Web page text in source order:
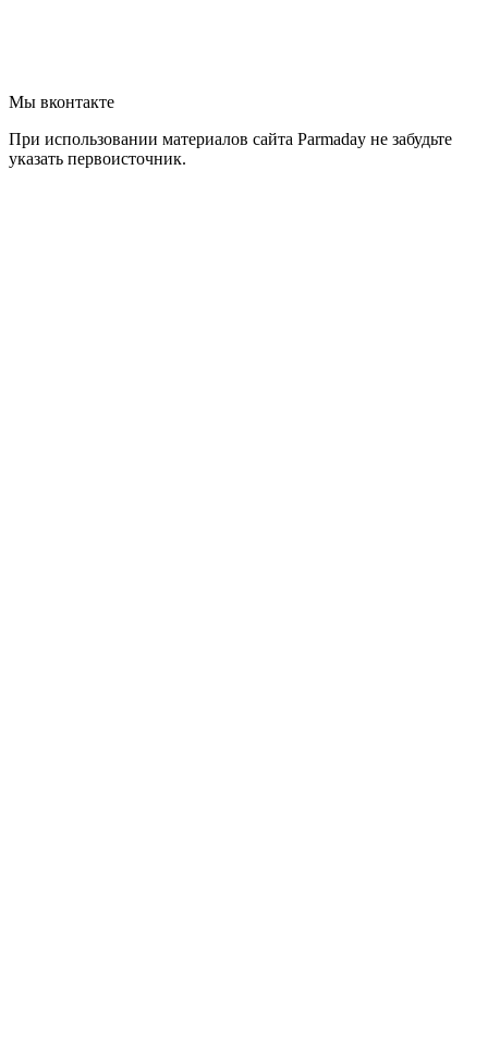
Мы вконтакте
При использовании материалов сайта Parmaday не забудьте
указать первоисточник.